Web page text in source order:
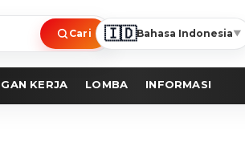
Cari 🇮🇩Bahasa Indonesia▼
KERJA LOMBA INFORMASI